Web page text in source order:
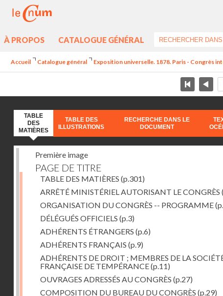
À PROPOS CATALOGUE GÉNÉRAL
Accueil Catalogue général Exposition universelle. 1878. Paris - Congrès
TABLE
DES
MATIÈRES
TABLE DES
ILLUSTRATIONS
RECHERCHE DANS LE
DOCUMENT
Première image
PAGE DE TITRE
TABLE DES MATIÈRES (p.301)
ARRÊTÉ MINISTÉRIEL AUTORISANT LE CONGRÈS
ORGANISATION DU CONGRÈS -- PROGRAMME
DÉLÉGUÉS OFFICIELS (p.3)
ADHÉRENTS ÉTRANGERS (p.6)
ADHÉRENTS FRANÇAIS (p.9)
ADHÉRENTS DE DROIT ; MEMBRES DE LA
FRANÇAISE DE TEMPÉRANCE(p.11)
OUVRAGES ADRESSÉS AU CONGRÈS (p.27)
COMPOSITION DU BUREAU DU CONGRÈS (p.29)